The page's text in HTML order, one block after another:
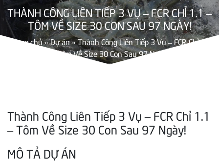
THÀNH CÔNG LIÊN TIẾP 3 VỤ – FCR CHỈ 1.1 –
TÔM VỀ SIZE 30 CON SAU 97 NGÀY!
Trang chủ»Dự án»Thành Công Liên Tiếp 3 Vụ – FCR Chỉ 1.1
– Tôm Về Size 30 Con Sau 97 Ngày!
Thành Công Liên Tiếp 3 Vụ – FCR Chỉ 1.1
– Tôm Về Size 30 Con Sau 97 Ngày!
MÔ TẢ DỰ ÁN